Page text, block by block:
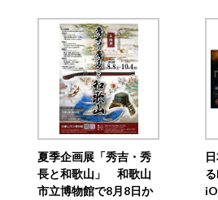
夏季企画展「秀吉・秀
長と和歌山」 和歌山
市立博物館で8月8日か